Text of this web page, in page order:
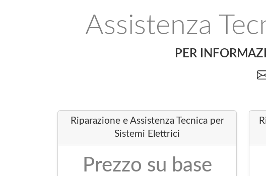
Assistenza
PER
Riparazione e Assistenza Tecnica per
Sistemi Elettrici
Prezzo su base